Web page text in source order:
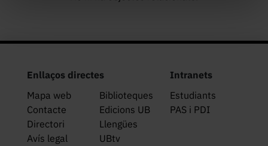
Enllaços directes
Mapa web
Biblioteques
Contacte
Edicions UB
Directori
Llengües
Avís legal
UBtv
Intranets
Estudiants
PAS i PDI